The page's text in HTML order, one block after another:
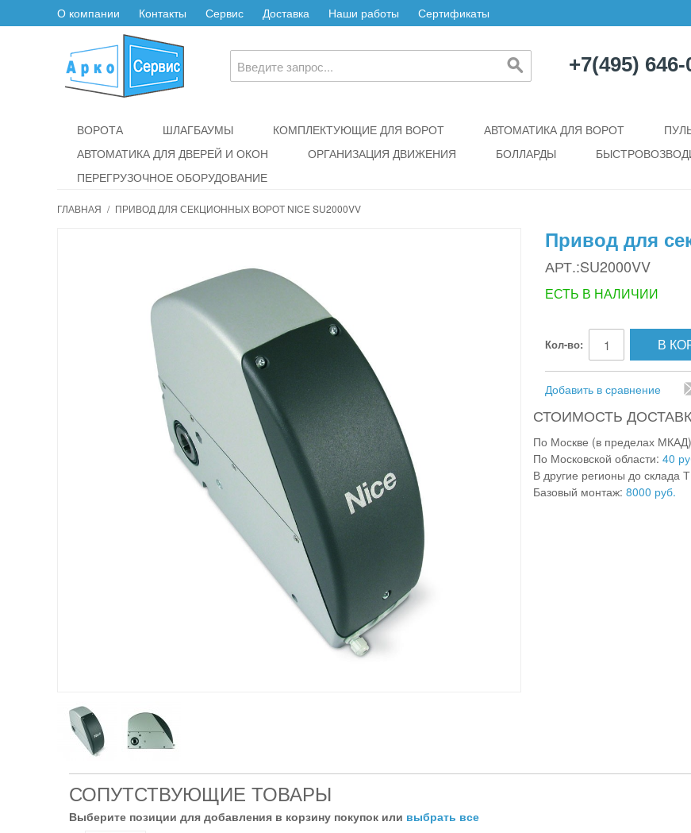
О компании Контакты Сервис Доставка Наши работы Сертификаты
+7(495) 646-
ВОРОТА ШЛАГБАУМЫ КОМПЛЕКТУЮЩИЕ ДЛЯ ВОРОТ АВТОМАТИКА ДЛЯ ВОРОТ
АВТОМАТИКА ДЛЯ ДВЕРЕЙ И ОКОН
ОРГАНИЗАЦИЯ ДВИЖЕНИЯ БОЛЛАРДЫ
ПЕРЕГРУЗОЧНОЕ ОБОРУДОВАНИЕ
ГЛАВНАЯ / ПРИВОД ДЛЯ СЕКЦИОННЫХ ВОРОТ NICE SU2000VV
Привод для
АРТ.:SU2000VV
ЕСТЬ В НАЛИЧИИ
Кол-во: В
Добавить в сравнение
СТОИМОСТЬ
По Москве (в пределах
По Московской области: 40
В другие регионы до склада
Базовый монтаж: 8000 руб.
СОПУТСТВУЮЩИЕ ТОВАРЫ
Выберите позиции для добавления в корзину покупок или выбрать все